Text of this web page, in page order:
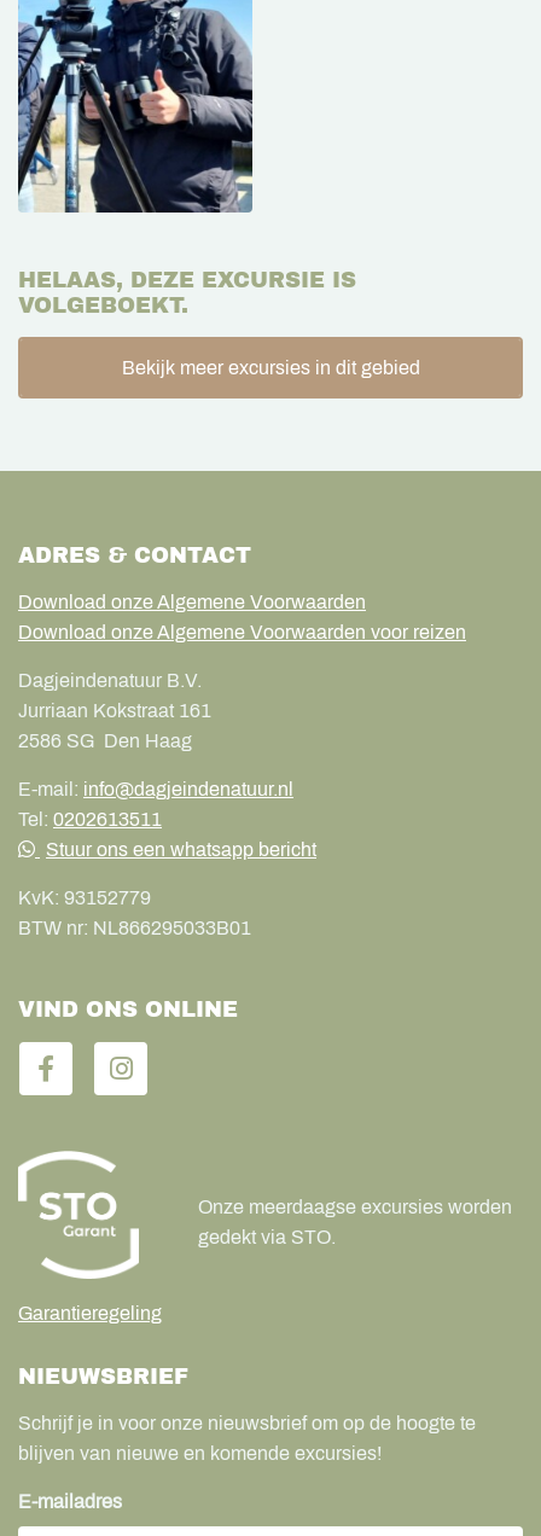
HELAAS, DEZE EXCURSIE IS
VOLGEBOEKT.
Bekijk meer excursies in dit gebied
ADRES & CONTACT
Download onze Algemene Voorwaarden
Download onze Algemene Voorwaarden voor reizen
Dagjeindenatuur B.V.
Jurriaan Kokstraat 161
2586 SG Den Haag
E-mail: info@dagjeindenatuur.nl
Tel: 0202613511
Stuur ons een whatsapp bericht
KvK: 93152779
BTW nr: NL866295033B01
VIND ONS ONLINE
Garantieregeling
Onze meerdaagse excursies worden
gedekt via STO.
NIEUWSBRIEF
Schrijf je in voor onze nieuwsbrief om op de hoogte te
blijven van nieuwe en komende excursies!
E-mailadres